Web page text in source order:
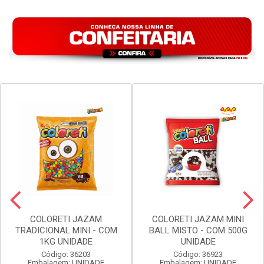
COLORETI JAZAM
TRADICIONAL MINI - COM
1KG UNIDADE
Código: 36203
COLORETI JAZAM MINI
BALL MISTO - COM 500G
UNIDADE
Código: 36923